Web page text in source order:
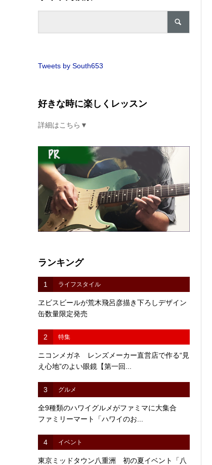
Tweets by South653
好きな時に楽しくレッスン
詳細はこちら▼
ランキング
1 ライフスタイル
ヱビスビールが荒木飛呂彦描き下ろしデザイン
缶数量限定発売
2 特集
ニコンメガネ レンズメーカー直営店で作る“見
え心地”のよい眼鏡【第一回...
3 グルメ
全9種類のハワイグルメがファミマに大集合
ファミリーマート「ハワイのお...
4 イベント
東京ミッドタウン八重洲 初の夏イベント「八